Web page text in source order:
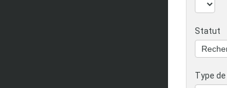
Statut
Type de